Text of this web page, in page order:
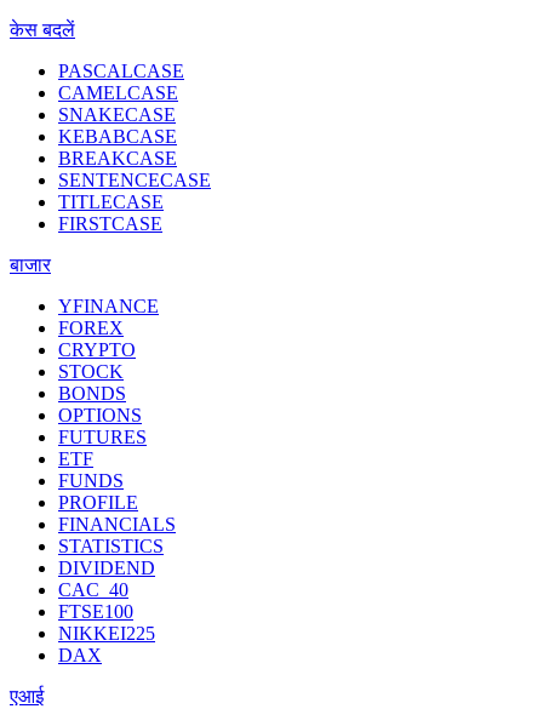
केस बदलें
PASCALCASE
CAMELCASE
SNAKECASE
KEBABCASE
BREAKCASE
SENTENCECASE
TITLECASE
FIRSTCASE
बाजार
YFINANCE
FOREX
CRYPTO
STOCK
BONDS
OPTIONS
FUTURES
ETF
FUNDS
PROFILE
FINANCIALS
STATISTICS
DIVIDEND
CAC_40
FTSE100
NIKKEI225
DAX
एआई